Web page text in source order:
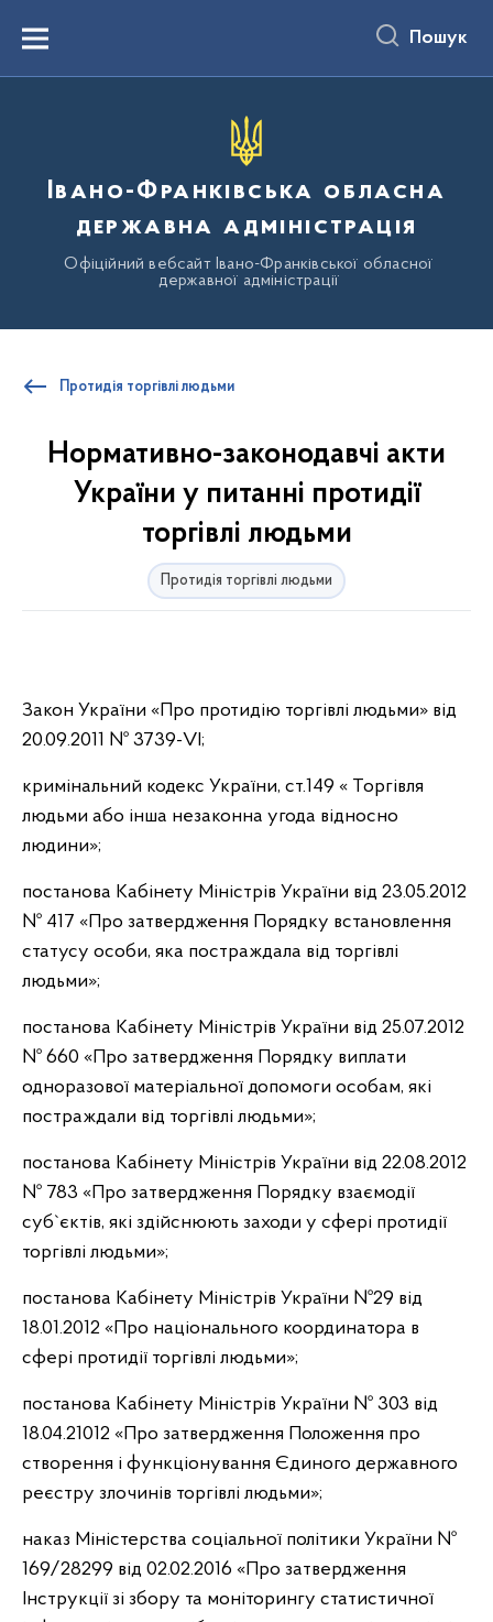
вмістуMenu Пошук
Івано-Франківська обласна
державна адміністрація
Офіційний вебсайт Івано-Франківської обласної
державної адміністрації
Протидія торгівлі людьми
Нормативно-законодавчі акти
України у питанні протидії
торгівлі людьми
Протидія торгівлі людьми
Закон України «Про протидію торгівлі людьми» від
20.09.2011 № 3739-VI;
кримінальний кодекс України, ст.149 « Торгівля
людьми або інша незаконна угода відносно
людини»;
постанова Кабінету Міністрів України від 23.05.2012
№ 417 «Про затвердження Порядку встановлення
статусу особи, яка постраждала від торгівлі
людьми»;
постанова Кабінету Міністрів України від 25.07.2012
№ 660 «Про затвердження Порядку виплати
одноразової матеріальної допомоги особам, які
постраждали від торгівлі людьми»;
постанова Кабінету Міністрів України від 22.08.2012
№ 783 «Про затвердження Порядку взаємодії
суб`єктів, які здійснюють заходи у сфері протидії
торгівлі людьми»;
постанова Кабінету Міністрів України №29 від
18.01.2012 «Про національного координатора в
сфері протидії торгівлі людьми»;
постанова Кабінету Міністрів України № 303 від
18.04.21012 «Про затвердження Положення про
створення і функціонування Єдиного державного
реєстру злочинів торгівлі людьми»;
наказ Міністерства соціальної політики України №
169/28299 від 02.02.2016 «Про затвердження
Інструкції зі збору та моніторингу статистичної